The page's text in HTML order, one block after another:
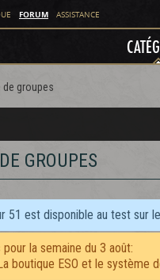
FORUM ASSISTANCE
de groupes
GROUPES
51 est disponible au test sur
la semaine du 3 août:
boutique ESO et le